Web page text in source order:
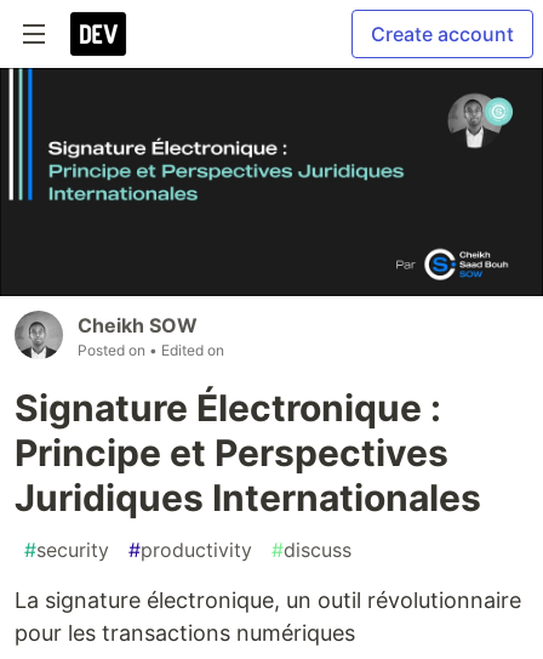
Create account
Cheikh SOW
Posted on • Edited on
Signature Électronique :
Principe et Perspectives
Juridiques Internationales
#security #productivity #discuss
La signature électronique, un outil révolutionnaire
pour les transactions numériques